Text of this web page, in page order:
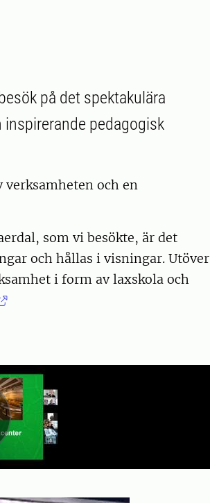
på det spektakulära
inspirerande pedagogisk
verksamheten och en
som vi besökte, är det
och hållas i visningar. Utöver
i form av laxskola och